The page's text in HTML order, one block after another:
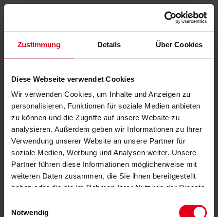
Zustimmung Details Über Cookies
Diese Webseite verwendet Cookies
Wir verwenden Cookies, um Inhalte und Anzeigen zu
personalisieren, Funktionen für soziale Medien anbieten
zu können und die Zugriffe auf unsere Website zu
analysieren. Außerdem geben wir Informationen zu Ihrer
Verwendung unserer Website an unsere Partner für
soziale Medien, Werbung und Analysen weiter. Unsere
Partner führen diese Informationen möglicherweise mit
weiteren Daten zusammen, die Sie ihnen bereitgestellt
haben oder die sie im Rahmen Ihrer Nutzung der Dienste
Notwendig